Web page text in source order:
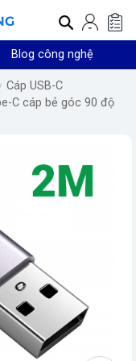
Blog công nghệ
Cáp USB-C